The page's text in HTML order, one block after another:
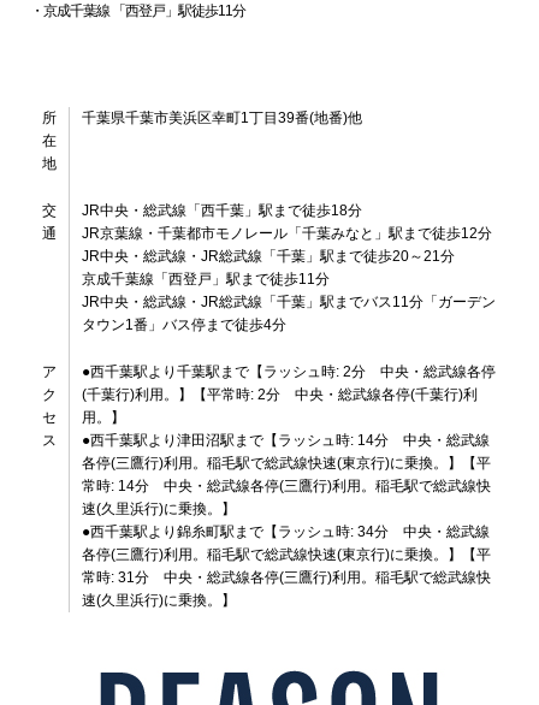
・京成千葉線 「西登戸」駅徒歩11分
所
在
地
千葉県千葉市美浜区幸町1丁目39番(地番)他
交
通
JR中央・総武線「西千葉」駅まで徒歩18分
JR京葉線・千葉都市モノレール「千葉みなと」駅まで徒歩12分
JR中央・総武線・JR総武線「千葉」駅まで徒歩20～21分
京成千葉線「西登戸」駅まで徒歩11分
JR中央・総武線・JR総武線「千葉」駅までバス11分「ガーデン
タウン1番」バス停まで徒歩4分
ア
ク
セ
ス
●西千葉駅より千葉駅まで【ラッシュ時: 2分 中央・総武線各停
(千葉行)利用。】【平常時: 2分 中央・総武線各停(千葉行)利
用。】
●西千葉駅より津田沼駅まで【ラッシュ時: 14分 中央・総武線
各停(三鷹行)利用。稲毛駅で総武線快速(東京行)に乗換。】【平
常時: 14分 中央・総武線各停(三鷹行)利用。稲毛駅で総武線快
速(久里浜行)に乗換。】
●西千葉駅より錦糸町駅まで【ラッシュ時: 34分 中央・総武線
各停(三鷹行)利用。稲毛駅で総武線快速(東京行)に乗換。】【平
常時: 31分 中央・総武線各停(三鷹行)利用。稲毛駅で総武線快
速(久里浜行)に乗換。】